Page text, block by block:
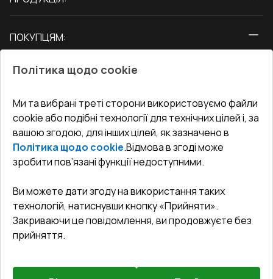
Двері
ПОКУПЦЯМ:
Блог
Адреса гіпермаркета
Як правильно заміряти вікна
СЕРВІС ТА ОБЛУГОВУВАННЯ:
Доставка і Оплата
Гарантія та Сервіс
Повернення товару
Договір публічної оферти
КОНТАКТИ
Офіс:Україна, м. Вінниця, вул. Келецька 60 кв. 61
undefined(undefined)
Політика щодо cookie
Ми та вибрані треті сторони використовуємо файли
cookie або подібні технології для технічних цілей і, за
вашою згодою, для інших цілей, як зазначено в
Політика щодо cookie.Відмова в згоді може
зробити пов’язані функції недоступними.
Ви можете дати згоду на використання таких
технологій, натиснувши кнопку «Прийняти».
Закриваючи це повідомлення, ви продовжуєте без
прийняття.